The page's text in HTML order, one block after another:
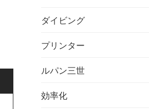
ダイビング
プリンター
ルパン三世
効率化